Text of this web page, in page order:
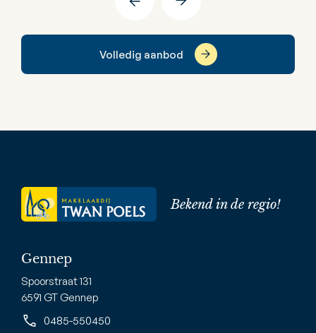
Volledig aanbod
Bekend in de regio!
Gennep
Spoorstraat 131
6591 GT Gennep
0485-550450